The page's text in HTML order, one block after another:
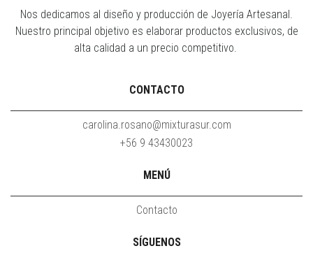
Nos dedicamos al diseño y producción de Joyería Artesanal.
Nuestro principal objetivo es elaborar productos exclusivos, de
alta calidad a un precio competitivo.
CONTACTO
carolina.rosano@mixturasur.com
+56 9 43430023
MENÚ
Contacto
SÍGUENOS